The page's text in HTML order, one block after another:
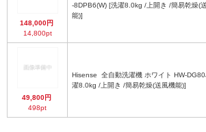
148,000円
14,800pt
-8DPB6(W) [洗濯8.0kg /上開き /簡易乾燥(
能)]
49,800円
498pt
Hisense
濯8.0kg /上開き /簡易乾燥(送風機能)]